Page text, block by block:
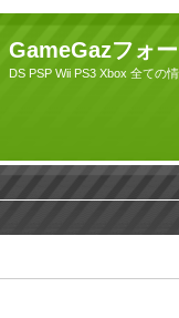
GameGazフォ
DS PSP Wii PS3 Xbox 全ての